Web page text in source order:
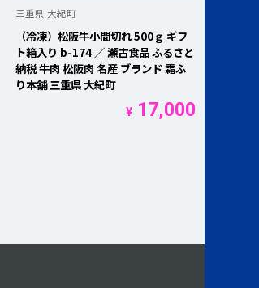
三重県 大紀町
（冷凍）松阪牛小間切れ 500ｇ ギフ
ト箱入り b-174 ／ 瀬古食品 ふるさと
納税 牛肉 松阪肉 名産 ブランド 霜ふ
り本舗 三重県 大紀町
¥ 17,000